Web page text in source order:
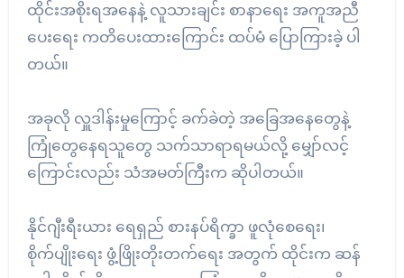
ထိုင်းအစိုးရအနေနဲ့ လူသားချင်း စာနာရေး အကူအညီ
ပေးရေး ကတိပေးထားကြောင်း ထပ်မံ ပြောကြားခဲ့ ပါ
တယ်။
အခုလို လှူဒါန်းမှုကြောင့် ခက်ခဲတဲ့ အခြေအနေတွေနဲ့
ကြုံတွေနေရသူတွေ သက်သာရာရမယ်လို့ မျှော်လင့်
ကြောင်းလည်း သံအမတ်ကြီးက ဆိုပါတယ်။
နိုင်ဂျီးရီးယား ရေရှည် စားနပ်ရိက္ခာ ဖူလုံစေရေး၊
စိုက်ပျိုးရေး ဖွံ့ဖြိုးတိုးတက်ရေး အတွက် ထိုင်းက ဆန်